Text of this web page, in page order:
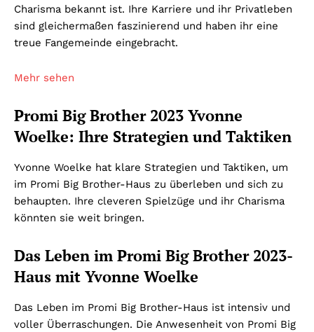
Charisma bekannt ist. Ihre Karriere und ihr Privatleben
sind gleichermaßen faszinierend und haben ihr eine
treue Fangemeinde eingebracht.
Mehr sehen
Promi Big Brother 2023 Yvonne
Woelke: Ihre Strategien und Taktiken
Yvonne Woelke hat klare Strategien und Taktiken, um
im Promi Big Brother-Haus zu überleben und sich zu
behaupten. Ihre cleveren Spielzüge und ihr Charisma
könnten sie weit bringen.
Das Leben im Promi Big Brother 2023-
Haus mit Yvonne Woelke
Das Leben im Promi Big Brother-Haus ist intensiv und
voller Überraschungen. Die Anwesenheit von Promi Big